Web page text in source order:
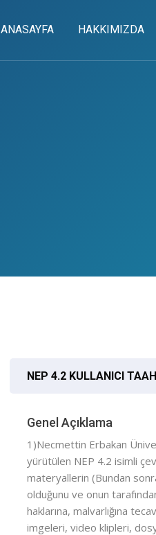
ANASAYFA HAKKIMIZDA
NEP 4.2 KULLANICI
Genel Açıklama
1)Necmettin Erbakan
yürütülen NEP 4.2 isimli
materyallerin (Bundan sonra
olduğunu ve onun
haklarına, malvarlığına
imgeleri, video klipleri,